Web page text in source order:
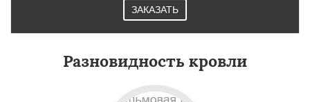
ЗАКАЗАТЬ
Разновидность кровли